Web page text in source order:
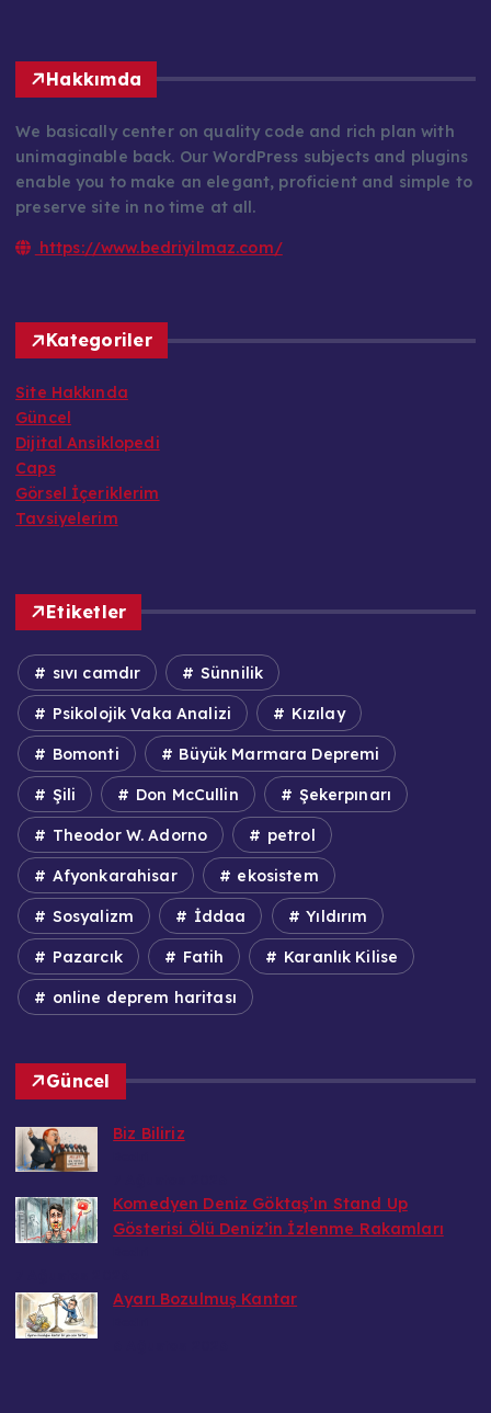
Hakkımda
We basically center on quality code and rich plan with
unimaginable back. Our WordPress subjects and plugins
enable you to make an elegant, proficient and simple to
preserve site in no time at all.
https://www.bedriyilmaz.com/
Kategoriler
Site Hakkında
Güncel
Dijital Ansiklopedi
Caps
Görsel İçeriklerim
Tavsiyelerim
Etiketler
sıvı camdır Sünnilik
Psikolojik Vaka Analizi Kızılay
Bomonti Büyük Marmara Depremi
Şili Don McCullin Şekerpınarı
Theodor W. Adorno petrol
Afyonkarahisar ekosistem
Sosyalizm İddaa Yıldırım
Pazarcık Fatih Karanlık Kilise
online deprem haritası
Güncel
Biz Biliriz
Komedyen Deniz Göktaş’ın Stand Up
Gösterisi Ölü Deniz’in İzlenme Rakamları
Ayarı Bozulmuş Kantar